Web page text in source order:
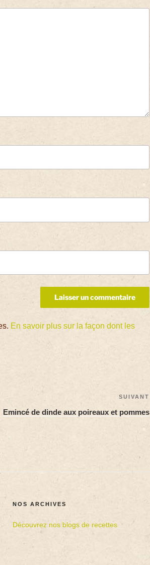
En savoir plus sur la façon dont les
SUIVANT
Emincé de dinde aux poireaux et pommes
NOS ARCHIVES
Découvrez nos blogs de recettes